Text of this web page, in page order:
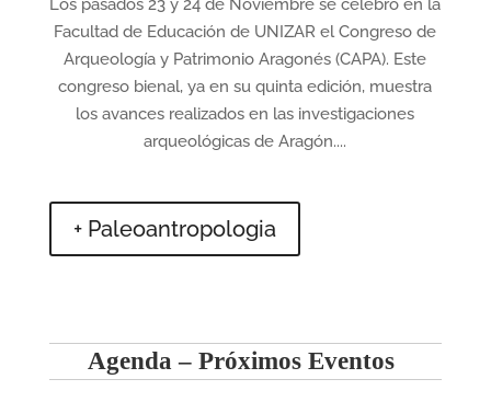
Los pasados 23 y 24 de Noviembre se celebró en la
Facultad de Educación de UNIZAR el Congreso de
Arqueología y Patrimonio Aragonés (CAPA). Este
congreso bienal, ya en su quinta edición, muestra
los avances realizados en las investigaciones
arqueológicas de Aragón....
+ Paleoantropologia
Agenda – Próximos Eventos